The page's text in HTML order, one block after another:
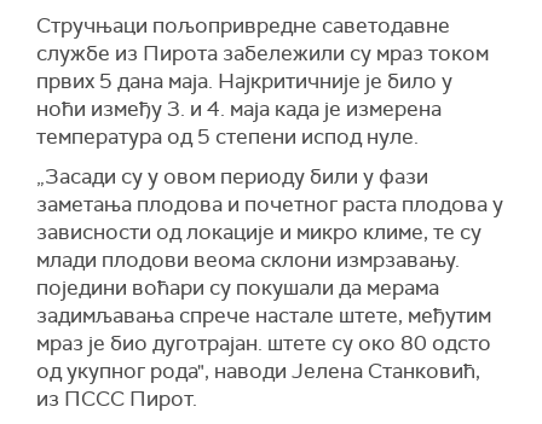
Стручњаци пољопривредне саветодавне
службе из Пирота забележили су мраз током
првих 5 дана маја. Најкритичније је било у
ноћи између 3. и 4. маја када је измерена
температура од 5 степени испод нуле.
„Засади су у овом периоду били у фази
заметања плодова и почетног раста плодова у
зависности од локације и микро климе, те су
млади плодови веома склони измрзавању.
поједини воћари су покушали да мерама
задимљавања спрече настале штете, међутим
мраз је био дуготрајан. штете су око 80 одсто
од укупног рода", наводи Јелена Станковић,
из ПССС Пирот.